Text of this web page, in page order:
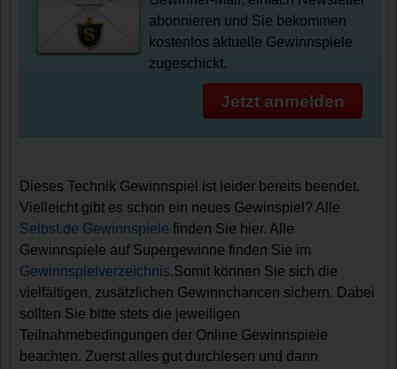
abonnieren und Sie bekommen
kostenlos aktuelle Gewinnspiele
zugeschickt.
Jetzt anmelden
Dieses Technik Gewinnspiel ist leider bereits beendet.
Vielleicht gibt es schon ein neues Gewinspiel? Alle
Selbst.de Gewinnspiele finden Sie hier. Alle
Gewinnspiele auf Supergewinne finden Sie im
Gewinnspielverzeichnis.Somit können Sie sich die
vielfältigen, zusätzlichen Gewinnchancen sichern. Dabei
sollten Sie bitte stets die jeweiligen
Teilnahmebedingungen der Online Gewinnspiele
beachten. Zuerst alles gut durchlesen und dann